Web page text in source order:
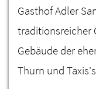
Gasthof Adler
traditionsreicher
Gebäude der
Thurn und